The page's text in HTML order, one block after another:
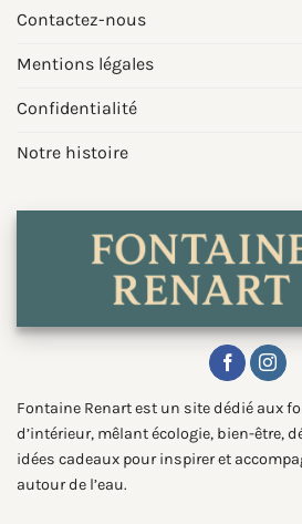
Contactez-nous
Mentions légales
Confidentialité
Notre histoire
Fontaine Renart est un site dédié aux
d’intérieur, mêlant écologie, bien-être,
idées cadeaux pour inspirer et
autour de l’eau.